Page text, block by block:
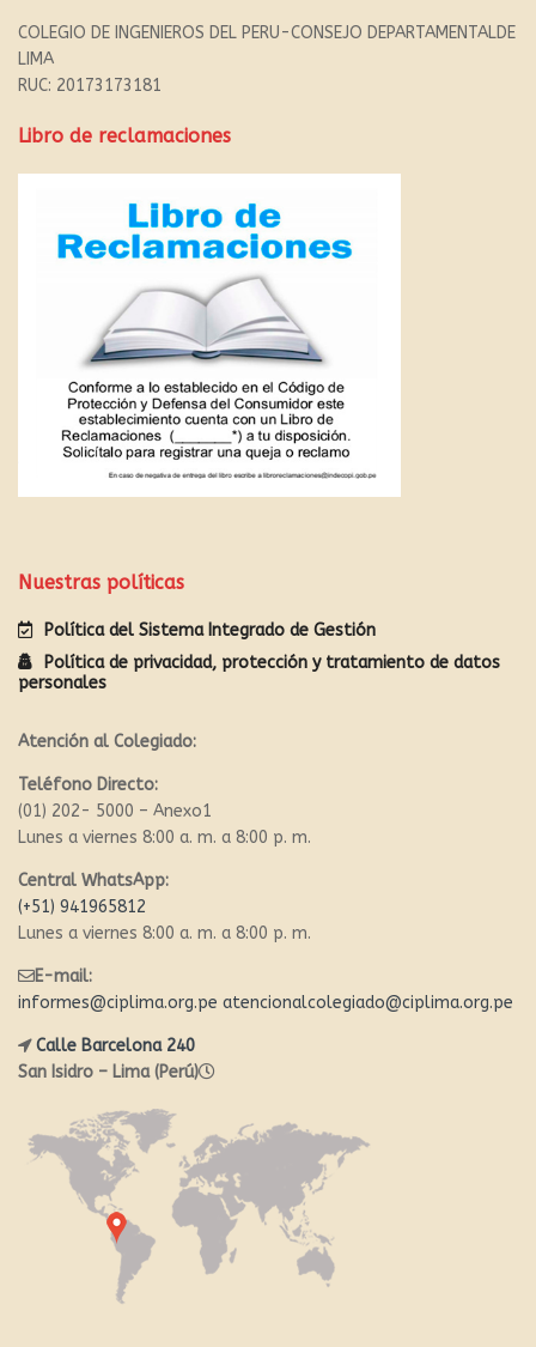
COLEGIO DE INGENIEROS DEL PERU-CONSEJO DEPARTAMENTALDE
LIMA
RUC: 20173173181
Libro de reclamaciones
Nuestras políticas
Política del Sistema Integrado de Gestión
Política de privacidad, protección y tratamiento de datos
personales
Atención al Colegiado:
Teléfono Directo:
(01) 202- 5000 – Anexo1
Lunes a viernes 8:00 a. m. a 8:00 p. m.
Central WhatsApp:
(+51) 941965812
Lunes a viernes 8:00 a. m. a 8:00 p. m.
E-mail:
informes@ciplima.org.pe atencionalcolegiado@ciplima.org.pe
Calle Barcelona 240
San Isidro – Lima (Perú)